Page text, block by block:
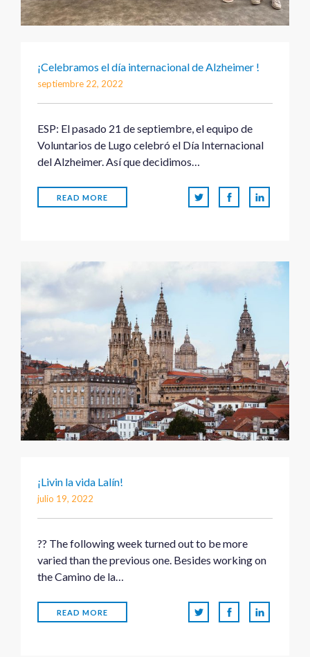
¡Celebramos el día internacional de Alzheimer !
septiembre 22, 2022
ESP: El pasado 21 de septiembre, el equipo de
Voluntarios de Lugo celebró el Día Internacional
del Alzheimer. Así que decidimos…
READ MORE
¡Livin la vida Lalín!
julio 19, 2022
?? The following week turned out to be more
varied than the previous one. Besides working on
the Camino de la…
READ MORE